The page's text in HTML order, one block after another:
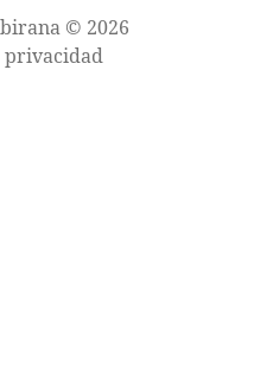
© 2026
privacidad